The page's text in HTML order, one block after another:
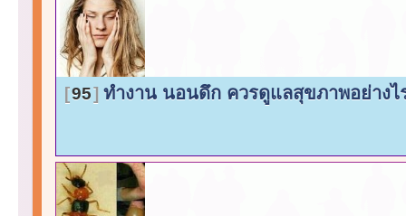
95 ทำงาน นอนดึก ควรดูแลสุขภาพอย่าง